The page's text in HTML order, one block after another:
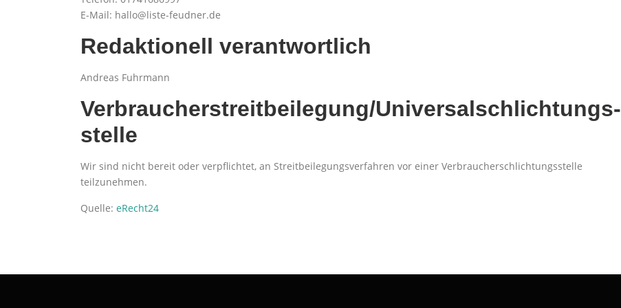
E-Mail: hallo@liste-feudner.de
Redaktionell verantwortlich
Andreas Fuhrmann
Verbraucher­streit­beilegung/Universal­schlichtungs­
stelle
Wir sind nicht bereit oder verpflichtet, an Streitbeilegungsverfahren vor einer Verbraucherschlichtungsstelle
teilzunehmen.
Quelle: eRecht24